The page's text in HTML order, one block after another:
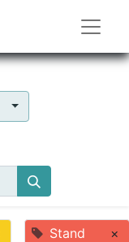
Stand
×